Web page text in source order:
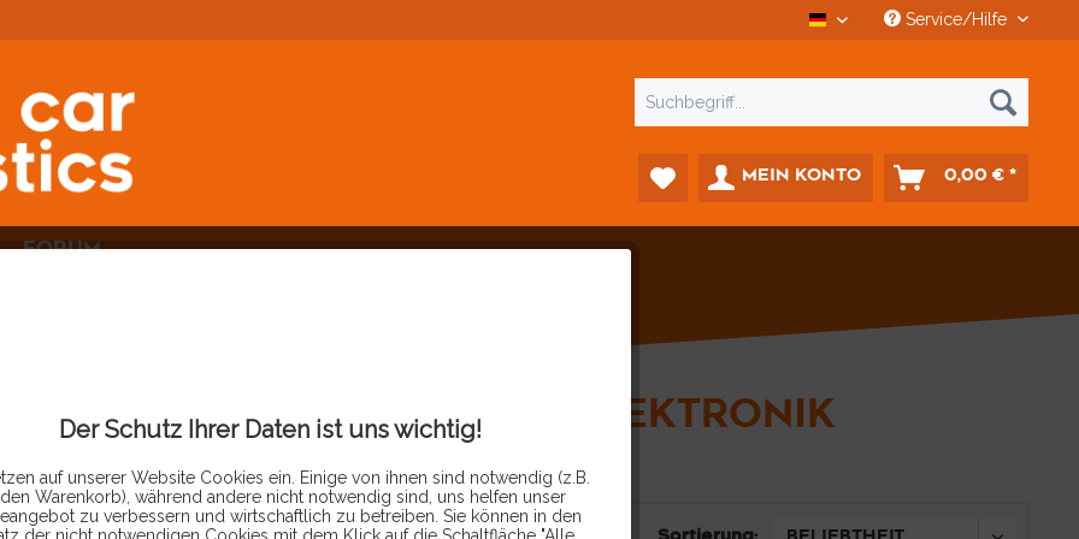
CCD Car-Diagnostics Deutsch
Service/Hilfe
MEIN KONTO 0,00 € *
FORUM
Der Schutz Ihrer Daten ist uns wichtig!
auf unserer Website Cookies ein. Einige von ihnen sind notwendig (z.B.
Warenkorb), während andere nicht notwendig sind, uns helfen unser
zu verbessern und wirtschaftlich zu betreiben. Sie können in den
PRODUKTE VON DÖRFLER ELEKTRONIK